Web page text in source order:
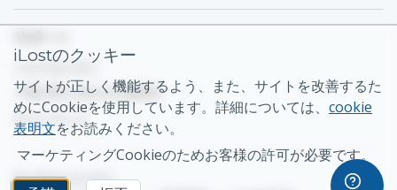
ヘルプセンター
一般お問い合わせの連絡先
サイトマップ
© 2026 iLost B.V.
iLostのクッキー
サイトが正しく機能するよう、また、サイトを改善するた
めにCookieを使用しています。詳細については、 cookie
表明文をお読みください。
マーケティングCookieのためお客様の許可が必要です。